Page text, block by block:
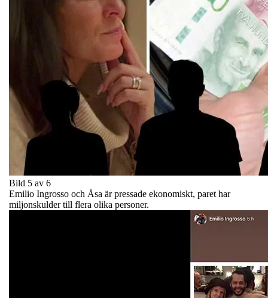
Bild 5 av 6
Emilio Ingrosso och Åsa är pressade ekonomiskt, paret har
miljonskulder till flera olika personer.